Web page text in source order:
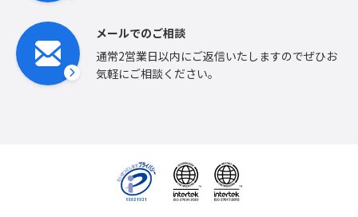
メールでのご相談
通常2営業日以内にご返信いたしますのでぜひお
気軽にご相談ください。